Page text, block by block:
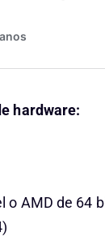
hardware:
o AMD de 64